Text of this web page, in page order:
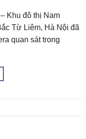
Khu đô thị Nam
Từ Liêm, Hà Nội đã
quan sát trong